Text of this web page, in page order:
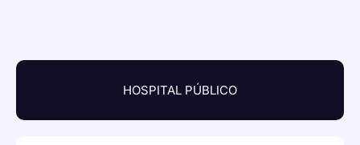
HOSPITAL PÚBLICO